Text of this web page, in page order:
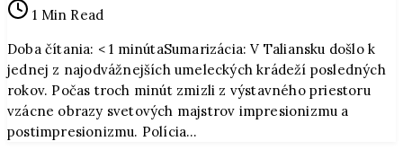
taškách:
Z
Talianska
zmizli
diela
1 Min Read
Doba čítania: < 1 minútaSumarizácia: V Taliansku došlo k
jednej z najodvážnejších umeleckých krádeží posledných
rokov. Počas troch minút zmizli z výstavného priestoru
vzácne obrazy svetových majstrov impresionizmu a
postimpresionizmu. Polícia…